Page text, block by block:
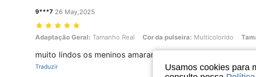
9***7 26 May,2025
Adaptação Geral: Tamanho Real, Cor da pulseira: Multicolorido, Tamanho:
Adaptação Geral: Tamanho Real Cor da pulseira: Multicolorido
muito lindos os meninos amaram a lembrancinha de
Traduzir
Usamos cookies para